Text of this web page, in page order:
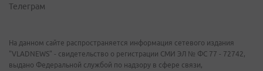
Телеграм
На данном сайте распространяется информация сетевого издания
"VLADNEWS" - свидетельство о регистрации СМИ ЭЛ № ФС 77 - 72742,
выдано Федеральной службой по надзору в сфере связи,